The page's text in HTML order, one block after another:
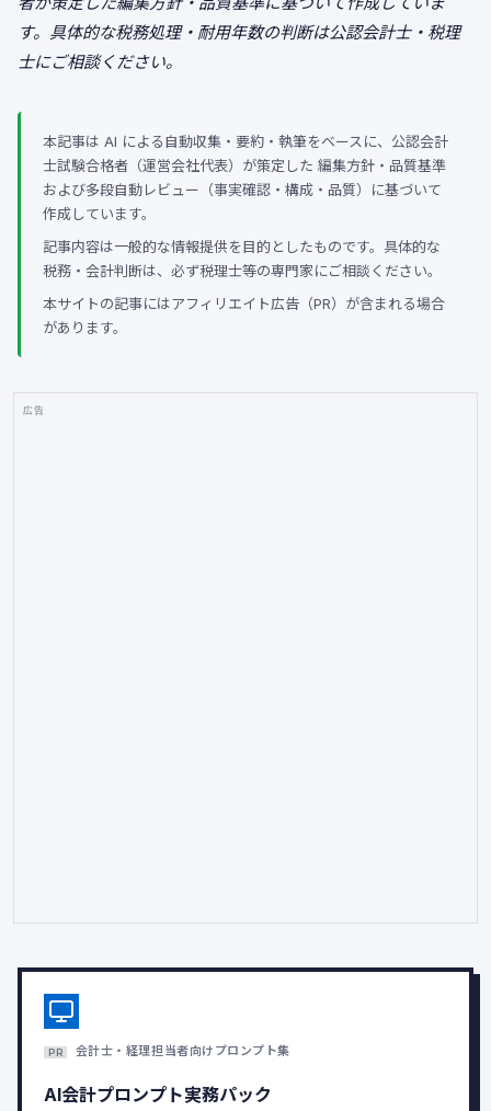
す。具体的な税務処理・耐用年数の判断は公認会計士・税理
士にご相談ください。
本記事は AI による自動収集・要約・執筆をベースに、公認会計
士試験合格者（運営会社代表）が策定した 編集方針・品質基準
および多段自動レビュー（事実確認・構成・品質）に基づいて
作成しています。
記事内容は一般的な情報提供を目的としたものです。具体的な
税務・会計判断は、必ず税理士等の専門家にご相談ください。
本サイトの記事にはアフィリエイト広告（PR）が含まれる場合
があります。
広告
PR 会計士・経理担当者向けプロンプト集
AI会計プロンプト実務パック